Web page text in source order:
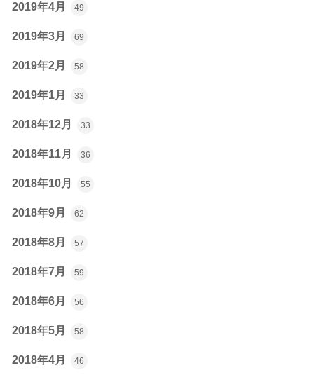
2019年4月 49
2019年3月 69
2019年2月 58
2019年1月 33
2018年12月 33
2018年11月 36
2018年10月 55
2018年9月 62
2018年8月 57
2018年7月 59
2018年6月 56
2018年5月 58
2018年4月 46